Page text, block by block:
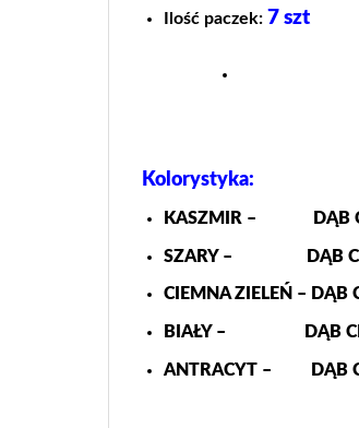
Ilość paczek: 7 szt
Kolorystyka:
KASZMIR – DĄB
SZARY – DĄB
CIEMNA ZIELEŃ – DĄB
BIAŁY – DĄB
ANTRACYT – DĄB